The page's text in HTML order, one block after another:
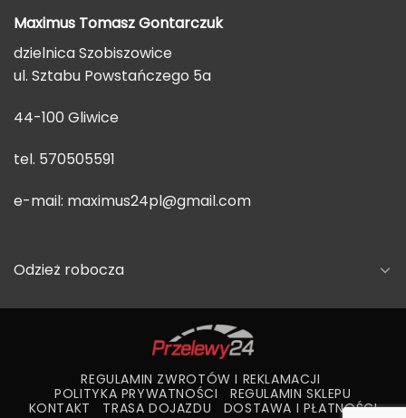
Maximus TomaszGontarczuk
dzielnica Szobiszowice
ul. Sztabu Powstańczego 5a
44-100 Gliwice
tel. 570505591
e-mail: maximus24pl@gmail.com
Odzież robocza
REGULAMIN ZWROTÓW I REKLAMACJI
POLITYKA PRYWATNOŚCI
REGULAMIN SKLEPU
KONTAKT
TRASA DOJAZDU
DOSTAWA I PŁATNOŚCI